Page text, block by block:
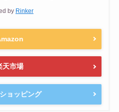
by Rinker
天市場
ョッピング